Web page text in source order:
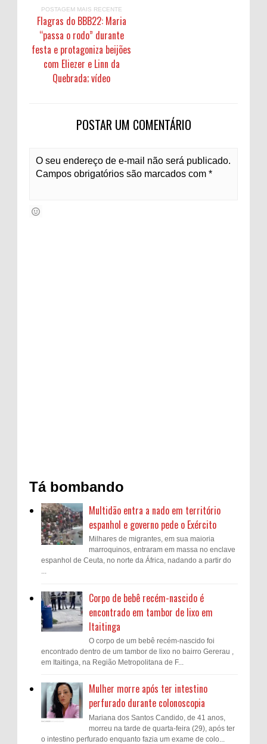
POSTAGEM MAIS RECENTE
Flagras do BBB22: Maria
“passa o rodo” durante
festa e protagoniza beijões
com Eliezer e Linn da
Quebrada; vídeo
POSTAR UM COMENTÁRIO
O seu endereço de e-mail não será publicado.
Campos obrigatórios são marcados com *
Tá bombando
Multidão entra a nado em território
espanhol e governo pede o Exército
Milhares de migrantes, em sua maioria
marroquinos, entraram em massa no enclave
espanhol de Ceuta, no norte da África, nadando a partir do
...
Corpo de bebê recém-nascido é
encontrado em tambor de lixo em
Itaitinga
O corpo de um bebê recém-nascido foi
encontrado dentro de um tambor de lixo no bairro Gererau ,
em Itaitinga, na Região Metropolitana de F...
Mulher morre após ter intestino
perfurado durante colonoscopia
Mariana dos Santos Candido, de 41 anos,
morreu na tarde de quarta-feira (29), após ter
o intestino perfurado enquanto fazia um exame de colo...